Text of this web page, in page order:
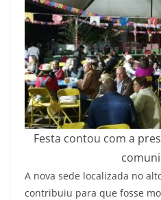
Festa contou com a
A nova sede localizada no
contribuiu para que fosse